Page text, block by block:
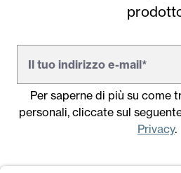
Per saperne di più su come
personali, cliccate sul
Privacy.